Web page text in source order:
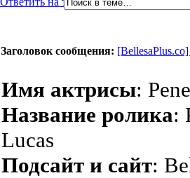
Заголовок сообщения:
Имя актрисы:
Название ролика:
Lucas
Подсайт и сайт: